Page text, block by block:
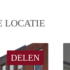
LOCATIE
DELEN